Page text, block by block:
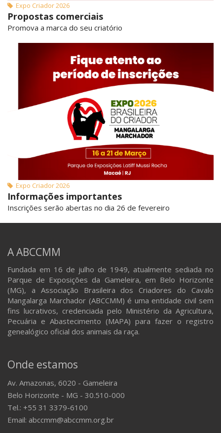
Expo Criador 2026
Propostas comerciais
Promova a marca do seu criatório
Expo Criador 2026
Informações importantes
Inscrições serão abertas no dia 26 de fevereiro
A ABCCMM
Fundada em 16 de julho de 1949, atualmente sediada no
Parque de Exposições da Gameleira, em Belo Horizonte
(MG), a Associação Brasileira dos Criadores do Cavalo
Mangalarga Marchador (ABCCMM) é uma entidade civil sem
fins lucrativos, credenciada pelo Ministério da Agricultura,
Pecuária e Abastecimento (MAPA) para fazer o registro
genealógico oficial dos animais da raça.
Onde estamos
Av. Amazonas, 6020 - Gameleira
Belo Horizonte - MG - 30.510-000
Tel.: +55 31 3379-6100
Email: abccmm@abccmm.org.br